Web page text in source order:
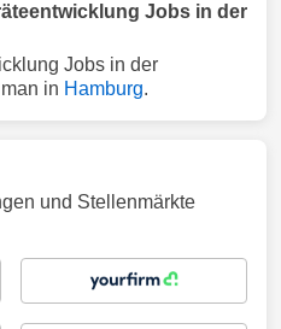
Jobs in der
Jobs in der
in Hamburg.
und Stellenmärkte